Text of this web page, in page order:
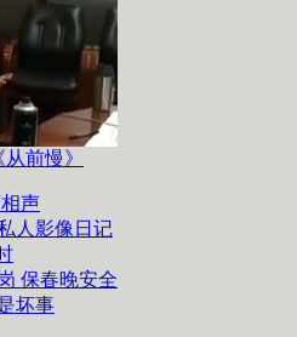
前慢》
声
人影像日记
保春晚安全
坏事